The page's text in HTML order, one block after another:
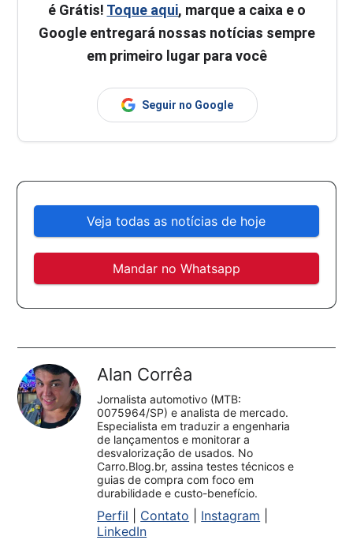
é Grátis! Toque aqui, marque a caixa e o
Google entregará nossas notícias sempre
em primeiro lugar para você
Seguir no Google
Veja todas as notícias de hoje
Mandar no Whatsapp
Alan Corrêa
Jornalista automotivo (MTB:
0075964/SP) e analista de mercado.
Especialista em traduzir a engenharia
de lançamentos e monitorar a
desvalorização de usados. No
Carro.Blog.br, assina testes técnicos e
guias de compra com foco em
durabilidade e custo-benefício.
Perfil Contato Instagram
LinkedIn